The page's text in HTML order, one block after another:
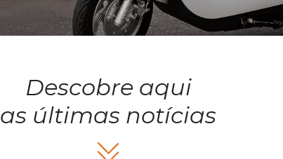
Descobre aqui
as últimas notícias